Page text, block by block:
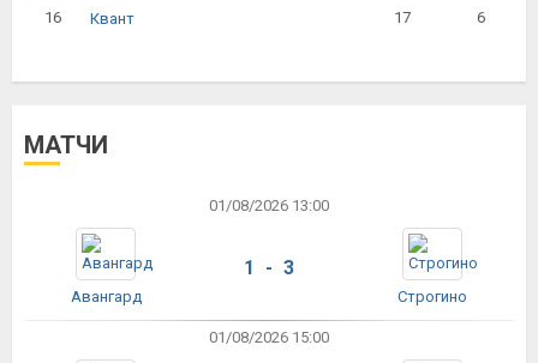
16 Квант 17 6
МАТЧИ
01/08/2026 13:00
Авангард
1 - 3
Строгино
01/08/2026 15:00